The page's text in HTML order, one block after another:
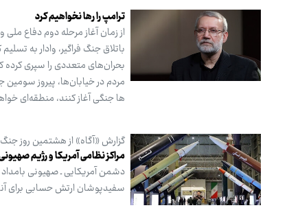
ترامپ را رها نخواهیم کرد
از زمان آغاز مرحله دوم دفاع
باتلاق جنگ فراگیر، وادار به
بحران‌های متعددی را سپری کرده
مردم در خیابان‌ها، پیروز
ها جنگی آغاز کنند، منطقه‌ای
گزارش «آگاه» از هشتمین روز
مراکز نظامی آمریکا و رژیم
دشمن آمریکایی ـ صهیونی
سفیدپوشان ارتش حسابی برای